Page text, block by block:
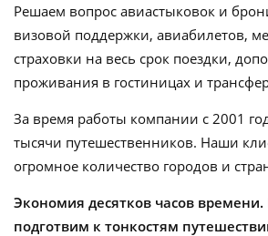
Решаем вопрос авиастыковок и
визовой поддержки, авиабилетов,
страховки на весь срок поездки,
проживания в гостиницах и
За время работы компании с 2001
тысячи путешественников. Наши
огромное количество городов и
Экономия десятков часов
подготвим к тонкостям